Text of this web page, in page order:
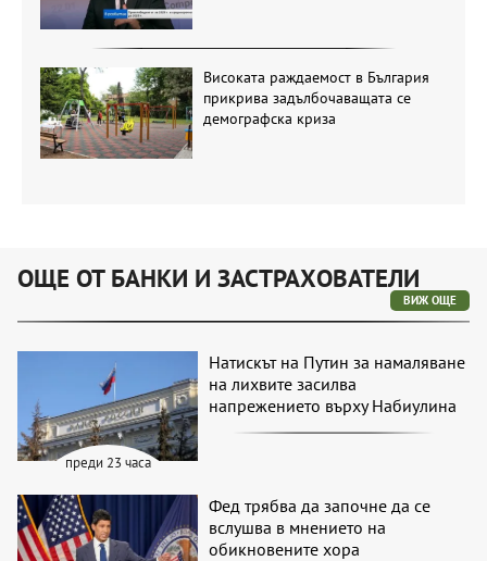
Високата раждаемост в България
прикрива задълбочаващата се
демографска криза
ОЩЕ ОТ БАНКИ И ЗАСТРАХОВАТЕЛИ
ВИЖ ОЩЕ
преди 23 часа
Натискът на Путин за намаляване
на лихвите засилва
напрежението върху Набиулина
Фед трябва да започне да се
вслушва в мнението на
обикновените хора